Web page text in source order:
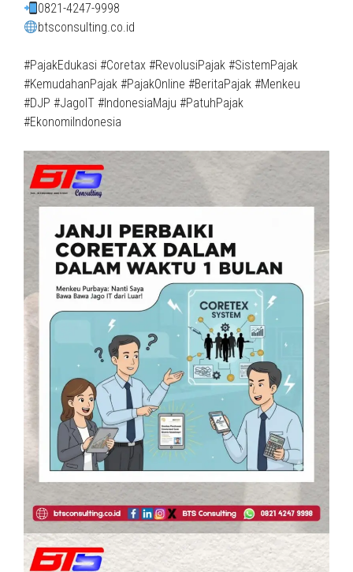
0821-4247-9998
btsconsulting.co.id
#PajakEdukasi #Coretax #RevolusiPajak #SistemPajak
#KemudahanPajak #PajakOnline #BeritaPajak #Menkeu
#DJP #JagoIT #IndonesiaMaju #PatuhPajak
#EkonomiIndonesia